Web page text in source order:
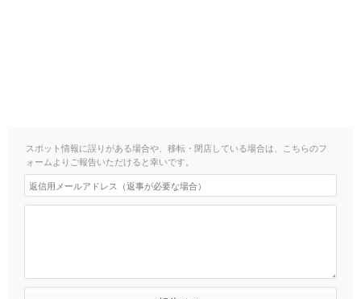
スポット情報に誤りがある場合や、移転・閉店している場合は、こちらのフ
ォームよりご報告いただけると幸いです。